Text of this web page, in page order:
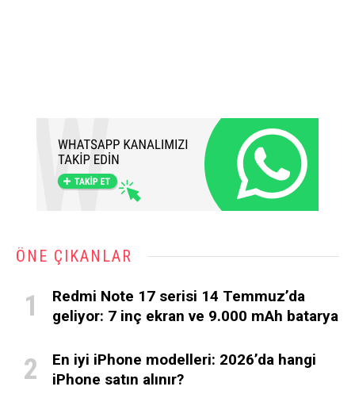
ÖNE ÇIKANLAR
Redmi Note 17 serisi 14 Temmuz’da
geliyor: 7 inç ekran ve 9.000 mAh batarya
En iyi iPhone modelleri: 2026’da hangi
iPhone satın alınır?